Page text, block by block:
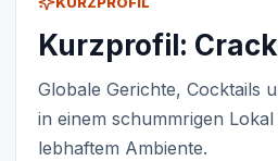
Kurzprofil:
Globale Gerichte, Cocktails
in einem schummrigen
lebhaftem Ambiente.